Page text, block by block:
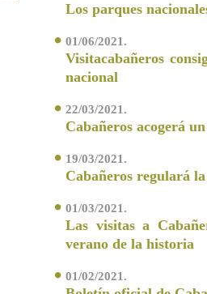
Los parques
01/06/2021.
Visitacabañeros
nacional
22/03/2021.
Cabañeros acogerá
19/03/2021.
Cabañeros regulará
01/03/2021.
Las visitas a
verano de la historia
01/02/2021.